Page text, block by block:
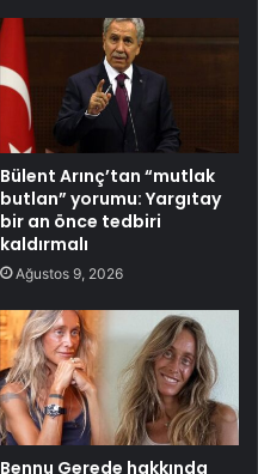
Bülent Arınç’tan “mutlak
butlan” yorumu: Yargıtay
bir an önce tedbiri
kaldırmalı
Ağustos 9, 2026
Bennu Gerede hakkında